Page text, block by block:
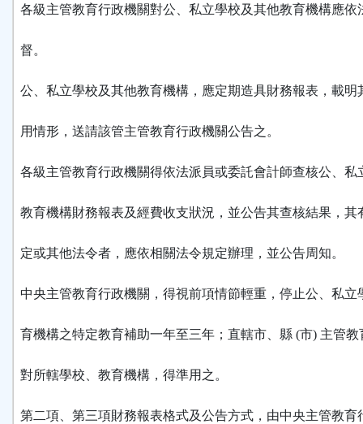
各級主管教育行政機關對公、私立學校及其他教育機構應依
督。
公、私立學校及其他教育機構，應定期造具財務報表，載明
用情形，送請該管主管教育行政機關公告之。
各級主管教育行政機關得依法派員或委託會計師查核公、私
教育機構財務報表及經費收支狀況，並公告其查核結果，其
定或其他法令者，應依相關法令規定辦理，並公告周知。
中央主管教育行政機關，得視前項情節輕重，停止公、私立
育機構之特定教育補助一年至三年；直轄市、縣 (市) 主管教
對所轄學校、教育機構，得準用之。
第二項、第三項財務報表格式及公告方式，由中央主管教育